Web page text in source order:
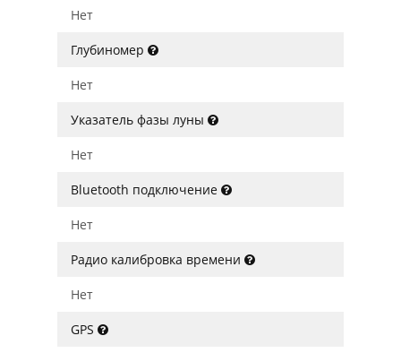
Нет
Глубиномер
Нет
Указатель фазы луны
Нет
Bluetooth подключение
Нет
Радио калибровка времени
Нет
GPS